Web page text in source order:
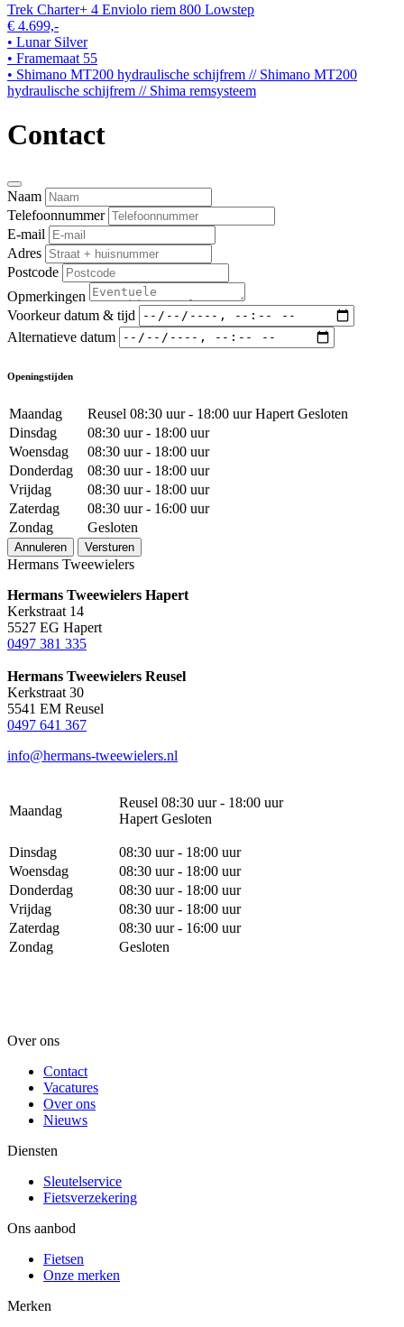
Trek Charter+ 4 Enviolo riem 800 Lowstep
€ 4.699,-
• Lunar Silver
• Framemaat 55
• Shimano MT200 hydraulische schijfrem // Shimano MT200
hydraulische schijfrem // Shima remsysteem
Contact
Naam
Telefoonnummer
E-mail
Adres
Postcode
Opmerkingen
Voorkeur datum & tijd
Alternatieve datum
Openingstijden
Maandag
Reusel 08:30 uur - 18:00 uur Hapert Gesloten
Dinsdag
08:30 uur - 18:00 uur
Woensdag
08:30 uur - 18:00 uur
Donderdag
08:30 uur - 18:00 uur
Vrijdag
08:30 uur - 18:00 uur
Zaterdag
08:30 uur - 16:00 uur
Zondag
Gesloten
Annuleren Versturen
Hermans Tweewielers
Hermans Tweewielers Hapert
Kerkstraat 14
5527 EG Hapert
0497 381 335
Hermans Tweewielers Reusel
Kerkstraat 30
5541 EM Reusel
0497 641 367
info@hermans-tweewielers.nl
Maandag
Reusel 08:30 uur - 18:00 uur
Hapert Gesloten
Dinsdag
08:30 uur - 18:00 uur
Woensdag
08:30 uur - 18:00 uur
Donderdag
08:30 uur - 18:00 uur
Vrijdag
08:30 uur - 18:00 uur
Zaterdag
08:30 uur - 16:00 uur
Zondag
Gesloten
Over ons
Contact
Vacatures
Over ons
Nieuws
Diensten
Sleutelservice
Fietsverzekering
Ons aanbod
Fietsen
Onze merken
Merken